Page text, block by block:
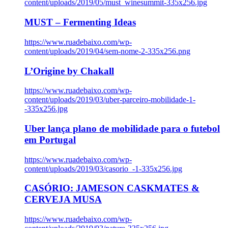
content/uploads/2019/05/must_winesummit-335x256.jpg
MUST – Fermenting Ideas
https://www.ruadebaixo.com/wp-
content/uploads/2019/04/sem-nome-2-335x256.png
L’Origine by Chakall
https://www.ruadebaixo.com/wp-
content/uploads/2019/03/uber-parceiro-mobilidade-1-
-335x256.jpg
Uber lança plano de mobilidade para o futebol
em Portugal
https://www.ruadebaixo.com/wp-
content/uploads/2019/03/casorio_-1-335x256.jpg
CASÓRIO: JAMESON CASKMATES &
CERVEJA MUSA
https://www.ruadebaixo.com/wp-